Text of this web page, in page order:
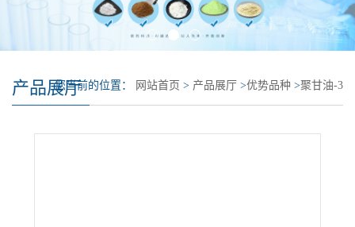
产品展厅您当前的位置： 网站首页 > 产品展厅 >优势品种 >聚甘油-3